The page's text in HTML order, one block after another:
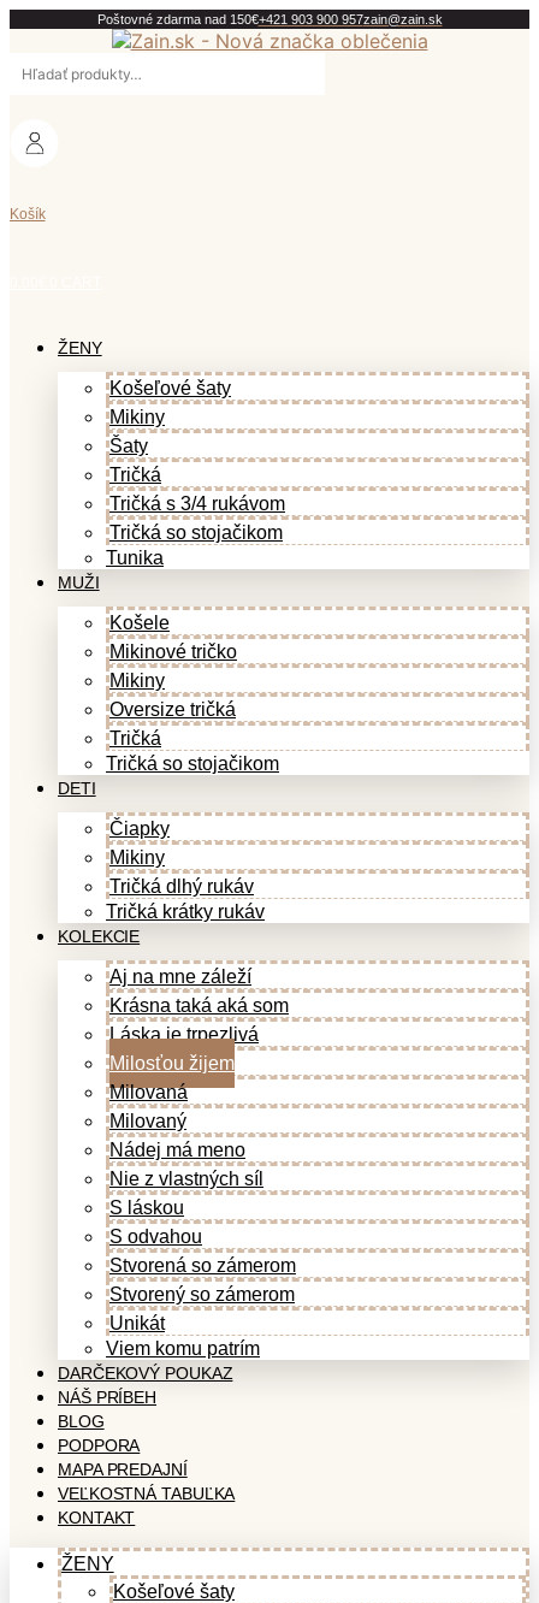
obsah
Poštovné zdarma nad 150€+421 903 900 957zain@zain.sk
Hľadať:
Košík
ŽENY
Košeľové šaty
Mikiny
Šaty
Tričká
Tričká s 3/4 rukávom
Tričká so stojačikom
Tunika
MUŽI
Košele
Mikinové tričko
Mikiny
Oversize tričká
Tričká
Tričká so stojačikom
DETI
Čiapky
Mikiny
Tričká dlhý rukáv
Tričká krátky rukáv
KOLEKCIE
Aj na mne záleží
Krásna taká aká som
Láska je trpezlivá
Milosťou žijem
Milovaná
Milovaný
Nádej má meno
Nie z vlastných síl
S láskou
S odvahou
Stvorená so zámerom
Stvorený so zámerom
Unikát
Viem komu patrím
DARČEKOVÝ POUKAZ
NÁŠ PRÍBEH
BLOG
PODPORA
MAPA PREDAJNÍ
VEĽKOSTNÁ TABUĽKA
KONTAKT
ŽENY
Košeľové šaty